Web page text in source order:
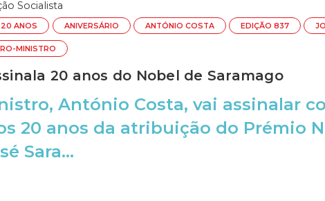
Socialista
20 ANOS ANIVERSÁRIO ANTÓNIO COSTA EDIÇÃO 837
MINISTRO
20 anos do Nobel de Saramago
António Costa, vai assinalar
20 anos da atribuição do Prémio
Sara...